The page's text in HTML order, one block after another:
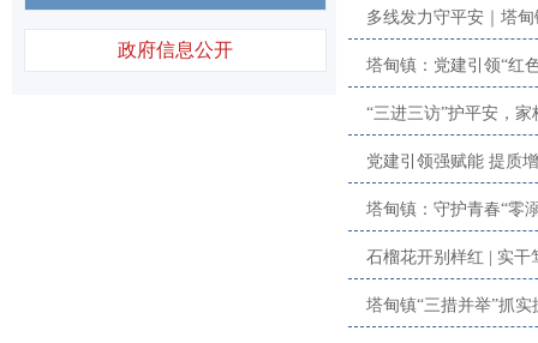
政府信息公开
多线发力守平安｜塔
塔甸镇：党建引领“红
“三进三访”护平安，
党建引领强赋能 提质
塔甸镇：守护青春“零
石榴花开别样红 | 实干
塔甸镇“三措并举”抓